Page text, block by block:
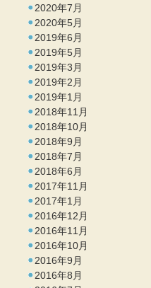
2020年7月
2020年5月
2019年6月
2019年5月
2019年3月
2019年2月
2019年1月
2018年11月
2018年10月
2018年9月
2018年7月
2018年6月
2017年11月
2017年1月
2016年12月
2016年11月
2016年10月
2016年9月
2016年8月